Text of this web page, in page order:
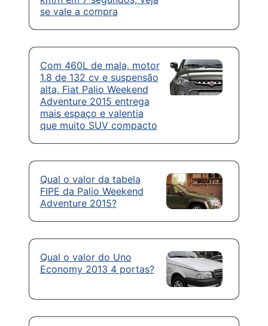
se vale a compra
Com 460L de mala, motor
1.8 de 132 cv e suspensão
alta, Fiat Palio Weekend
Adventure 2015 entrega
mais espaço e valentia
que muito SUV compacto
Qual o valor da tabela
FIPE da Palio Weekend
Adventure 2015?
Qual o valor do Uno
Economy 2013 4 portas?